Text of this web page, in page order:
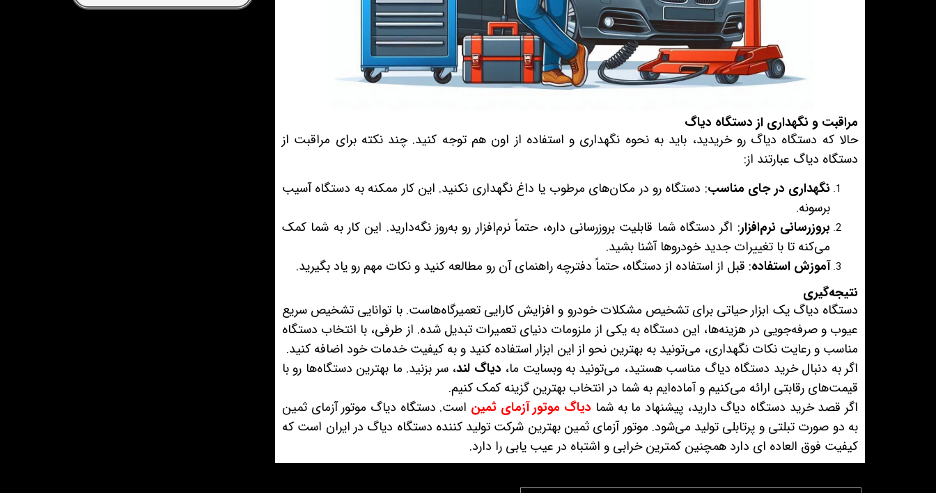
مراقبت و نگهداری از دستگاه دیاگ
حالا که دستگاه دیاگ رو خریدید، باید به نحوه نگهداری و استفاده از اون هم توجه کنید. چند نکته برای مراقبت از
دستگاه دیاگ عبارتند از:
نگهداری در جای مناسب: دستگاه رو در مکان‌های مرطوب یا داغ نگهداری نکنید. این کار ممکنه به دستگاه آسیب
برسونه.
بروزرسانی نرم‌افزار: اگر دستگاه شما قابلیت بروزرسانی داره، حتماً نرم‌افزار رو به‌روز نگه‌دارید. این کار به شما کمک
می‌کنه تا با تغییرات جدید خودروها آشنا بشید.
آموزش استفاده: قبل از استفاده از دستگاه، حتماً دفترچه راهنمای آن رو مطالعه کنید و نکات مهم رو یاد بگیرید.
نتیجه‌گیری
دستگاه دیاگ یک ابزار حیاتی برای تشخیص مشکلات خودرو و افزایش کارایی تعمیرگاه‌هاست. با توانایی تشخیص سریع
عیوب و صرفه‌جویی در هزینه‌ها، این دستگاه به یکی از ملزومات دنیای تعمیرات تبدیل شده. از طرفی، با انتخاب دستگاه
مناسب و رعایت نکات نگهداری، می‌تونید به بهترین نحو از این ابزار استفاده کنید و به کیفیت خدمات خود اضافه کنید.
اگر به دنبال خرید دستگاه دیاگ مناسب هستید، می‌تونید به وبسایت ما، دیاگ لند، سر بزنید. ما بهترین دستگاه‌ها رو با
قیمت‌های رقابتی ارائه می‌کنیم و آماده‌ایم به شما در انتخاب بهترین گزینه کمک کنیم.
اگر قصد خرید دستگاه دیاگ دارید، پیشنهاد ما به شما دیاگ موتور آزمای ثمین است. دستگاه دیاگ موتور آزمای ثمین
به دو صورت تبلتی و پرتابلی تولید می‌شود. موتور آزمای ثمین بهترین شرکت تولید کننده دستگاه دیاگ در ایران است که
کیفیت فوق العاده ای دارد همچنین کمترین خرابی و اشتباه در عیب یابی را دارد.